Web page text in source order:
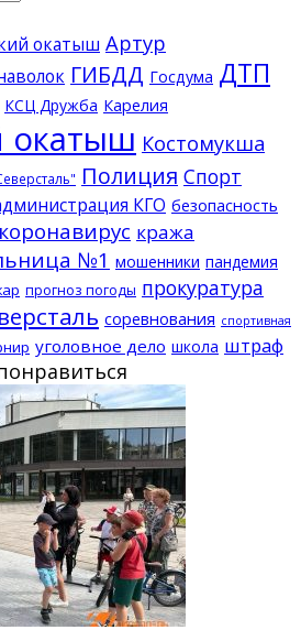
окатыш Артур
ГИБДД Госдума ДТП
КСЦ Дружба Карелия
окатыш Костомукша
Полиция Спорт
КГО безопасность
коронавирус кража
№1 мошенники пандемия
прогноз погоды прокуратура
соревнования спортивная
уголовное дело школа штраф